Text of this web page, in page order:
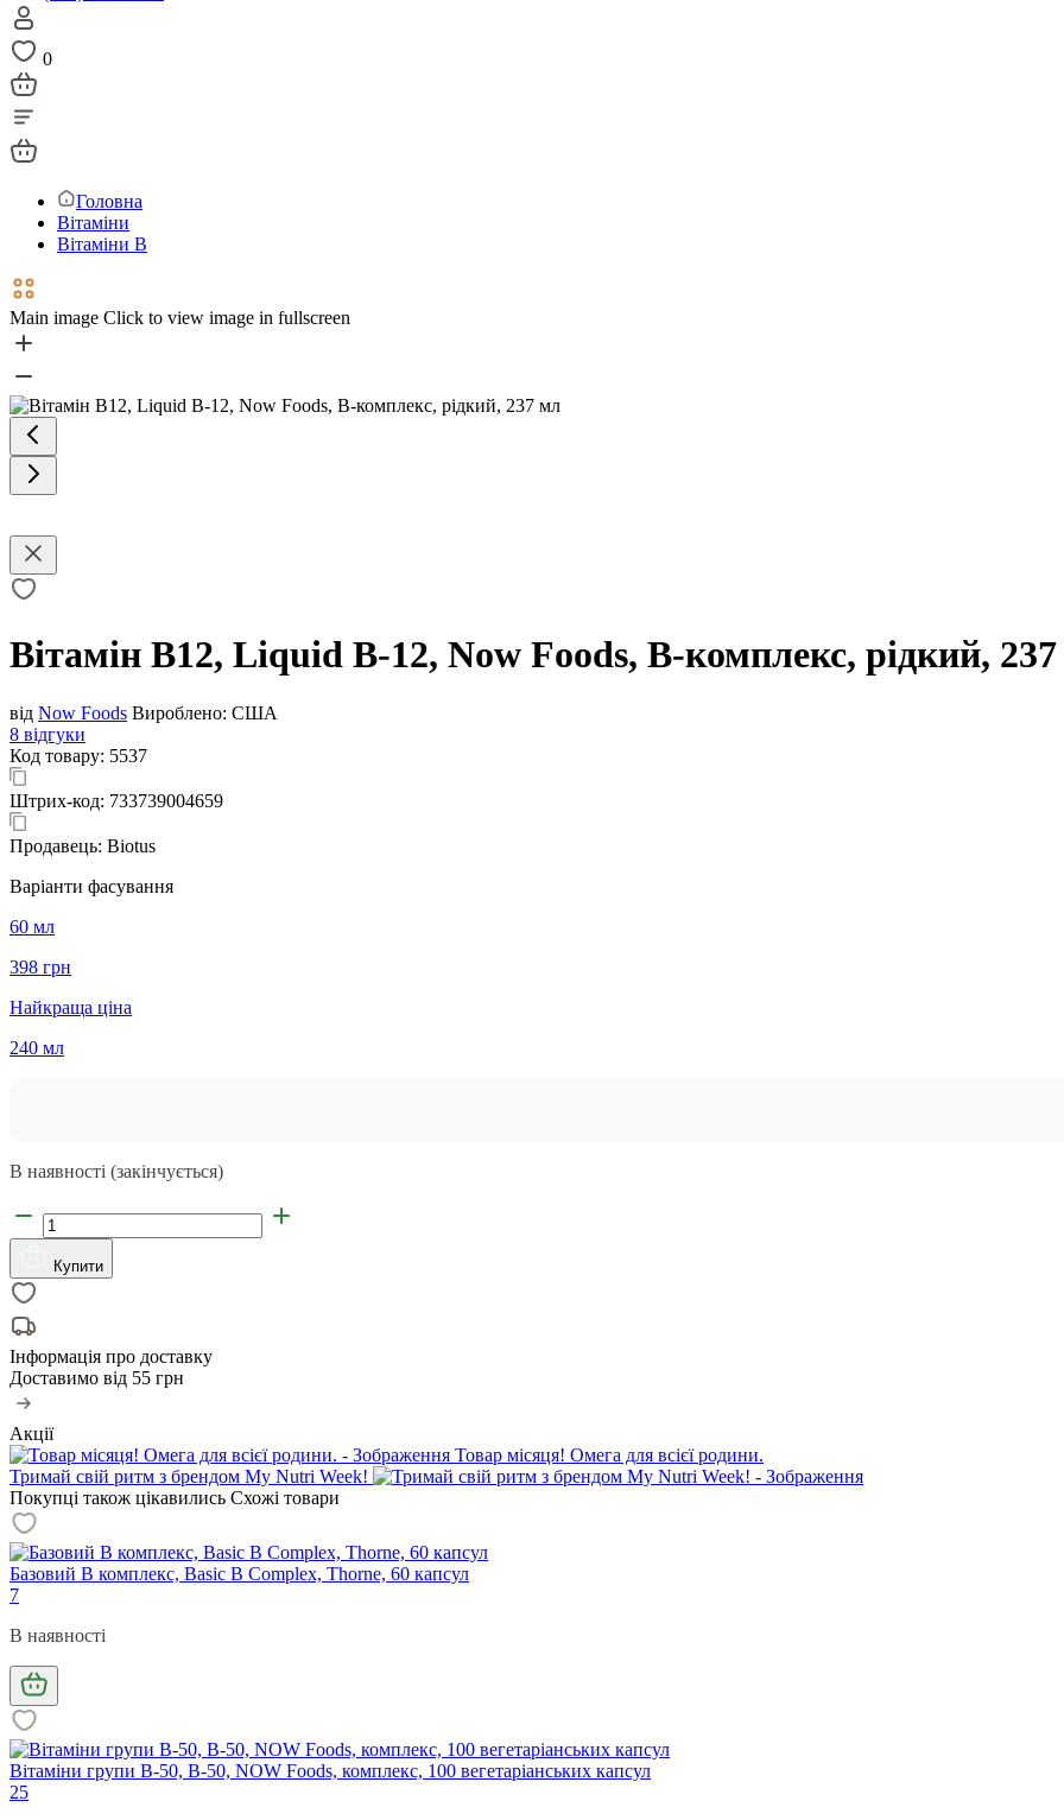
0
Головна
Вітаміни
Вітаміни В
Main image Click to view image in fullscreen
Вітамін В12, Liquid B-12, Now Foods, B-комплекс, рідкий,
від Now Foods Вироблено: США
8 відгуки
Код товару: 5537
Штрих-код: 733739004659
Продавець: Biotus
Варіанти фасування
60 мл
398 грн
Найкраща ціна
240 мл
В наявності (закінчується)
Купити
Інформація про доставку
Доставимо від 55 грн
Акції
Товар місяця! Омега для всієї родини.
Тримай свій ритм з брендом My Nutri Week!
Покупці також цікавились Схожі товари
Базовий В комплекс, Basic B Complex, Thorne, 60 капсул
7
В наявності
Вітаміни групи В-50, B-50, NOW Foods, комплекс, 100 вегетаріанських капсул
25